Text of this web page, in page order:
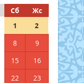
Сб
Жс
1
2
8
9
15
16
22
23